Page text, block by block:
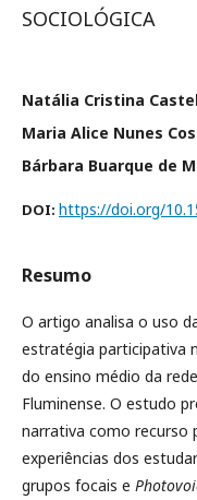
SOCIOLÓGICA
Natália Cristina
Maria Alice Nunes
Bárbara Buarque de
DOI: https://doi.org/
Resumo
O artigo analisa o uso
estratégia participativa
do ensino médio da
Fluminense. O estudo
narrativa como recurso
experiências dos
grupos focais e